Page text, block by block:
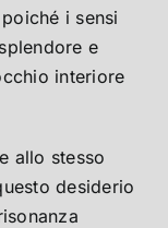
i sensi
e
interiore
allo stesso
desiderio